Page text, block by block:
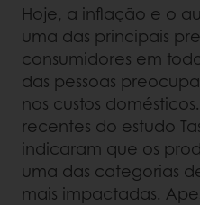
Hoje, a inflação e o
uma das principais
consumidores em
das pessoas
nos custos
recentes do estudo
indicaram que os
uma das categorias
mais impactadas.